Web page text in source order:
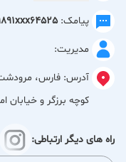
طراحی‌های به‌روز و جلب
متفاوت برای انتخاب و
فراهم کند.
در جهان آرا، مجموعه‌ای
سرویس‌های خواب شیک،
اکسسوری‌های دکوراتیو
با سلیقه و نیاز خود
پیامک:
مدیریت:
آدرس: فارس،
کوچه برزگر و خیابان
راه های دیگر ارتباطی: